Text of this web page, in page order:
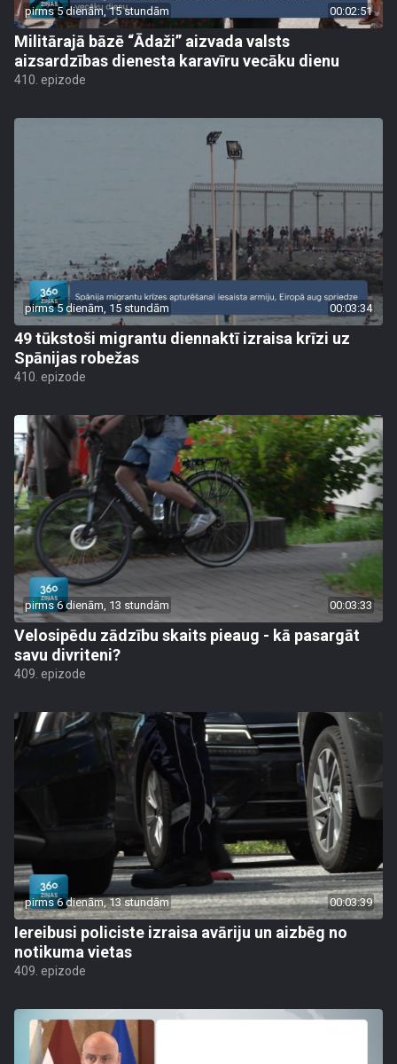
pirms 5 dienām, 15 stundām 00:02:51
Militārajā bāzē “Ādaži” aizvada valsts
aizsardzības dienesta karavīru vecāku dienu
410. epizode
pirms 5 dienām, 15 stundām 00:03:34
49 tūkstoši migrantu diennaktī izraisa krīzi uz
Spānijas robežas
410. epizode
pirms 6 dienām, 13 stundām 00:03:33
Velosipēdu zādzību skaits pieaug - kā pasargāt
savu divriteni?
409. epizode
pirms 6 dienām, 13 stundām 00:03:39
Iereibusi policiste izraisa avāriju un aizbēg no
notikuma vietas
409. epizode